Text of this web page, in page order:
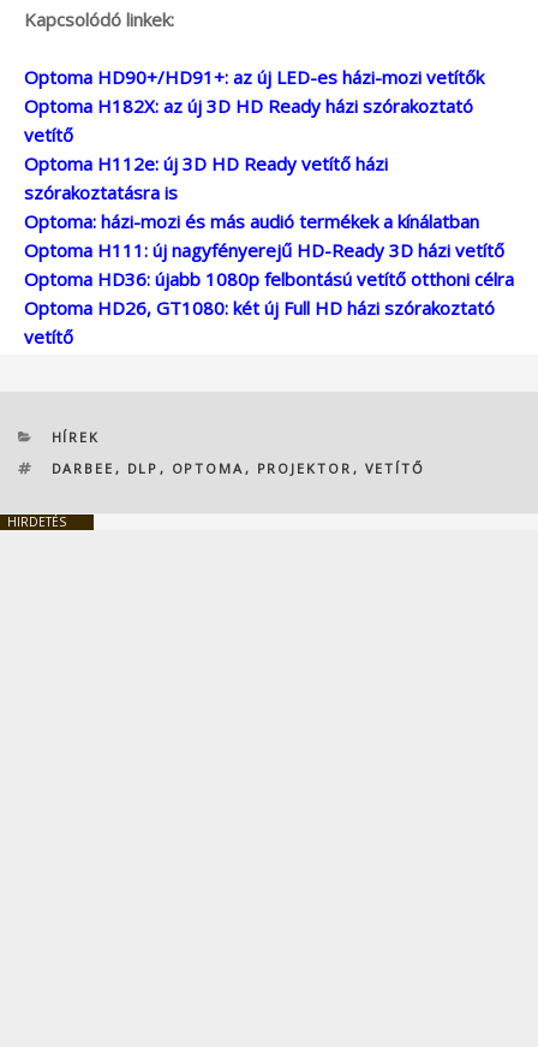
Kapcsolódó linkek:
Optoma HD90+/HD91+: az új LED-es házi-mozi vetítők
Optoma H182X: az új 3D HD Ready házi szórakoztató
vetítő
Optoma H112e: új 3D HD Ready vetítő házi
szórakoztatásra is
Optoma: házi-mozi és más audió termékek a kínálatban
Optoma H111: új nagyfényerejű HD-Ready 3D házi vetítő
Optoma HD36: újabb 1080p felbontású vetítő otthoni célra
Optoma HD26, GT1080: két új Full HD házi szórakoztató
vetítő
KATEGÓRIÁK
HÍREK
CÍMKÉK
DARBEE , DLP , OPTOMA, PROJEKTOR , VETÍTŐ
HIRDETÉS